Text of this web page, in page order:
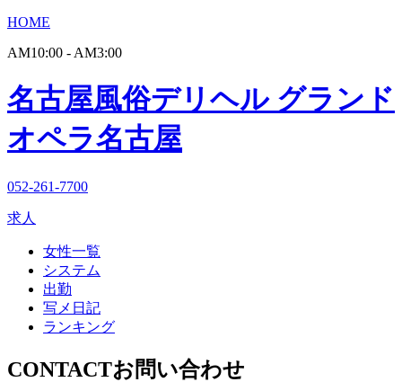
HOME
AM10:00 - AM3:00
名古屋風俗デリヘル グランド
オペラ名古屋
052-261-7700
求人
女性一覧
システム
出勤
写メ日記
ランキング
CONTACTお問い合わせ